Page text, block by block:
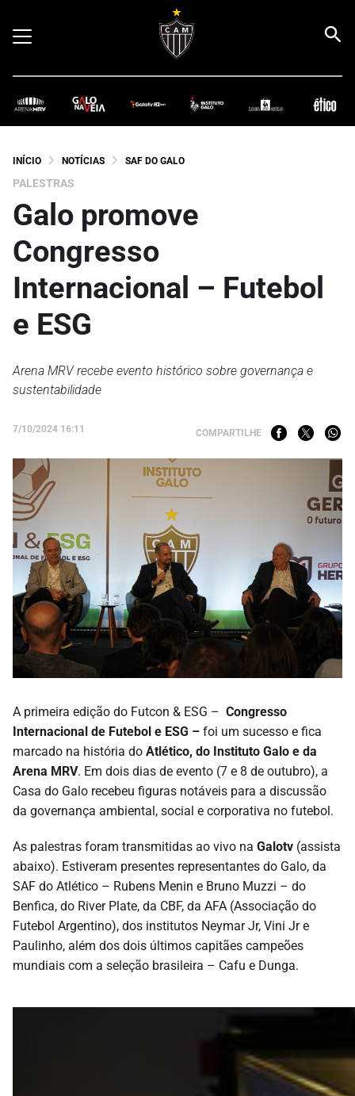
INÍCIO NOTÍCIAS SAF DO GALO
PALESTRAS
Galo promove
Congresso
Internacional – Futebol
e ESG
Arena MRV recebe evento histórico sobre governança e
sustentabilidade
7/10/2024 16:11 COMPARTILHE
A primeira edição do Futcon & ESG – Congresso
Internacional de Futebol e ESG – foi um sucesso e fica
marcado na história do Atlético, do Instituto Galo e da
Arena MRV. Em dois dias de evento (7 e 8 de outubro), a
Casa do Galo recebeu figuras notáveis para a discussão
da governança ambiental, social e corporativa no futebol.
As palestras foram transmitidas ao vivo na Galotv (assista
abaixo). Estiveram presentes representantes do Galo, da
SAF do Atlético – Rubens Menin e Bruno Muzzi – do
Benfica, do River Plate, da CBF, da AFA (Associação do
Futebol Argentino), dos institutos Neymar Jr, Vini Jr e
Paulinho, além dos dois últimos capitães campeões
mundiais com a seleção brasileira – Cafu e Dunga.